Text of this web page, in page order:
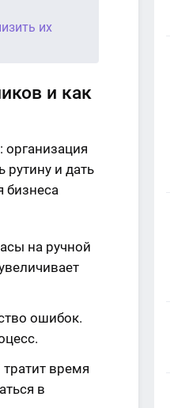
их
и как
рутину и дать
бизнеса
на ручной
ошибок.
время
в